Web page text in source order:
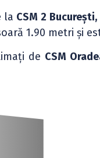
la CSM 2 București,
1.90 metri și
de CSM